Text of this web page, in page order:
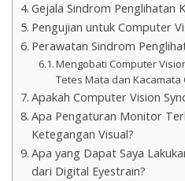
Gejala Sindrom Penglihatan
Pengujian untuk Computer
Perawatan Sindrom
Mengobati Computer
Tetes Mata dan
Apakah Computer Vision
Apa Pengaturan Monitor
Ketegangan Visual?
Apa yang Dapat Saya
dari Digital Eyestrain?